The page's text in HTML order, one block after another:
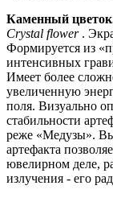
Каменный
Crystal flower .
Формируется из
интенсивных
Имеет более
увеличенную
поля. Визуально
стабильности
реже «Медузы».
артефакта
ювелирном деле,
излучения - его